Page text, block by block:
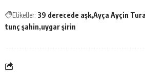
Etiketler: 39 derecede aşk Ayça Ayçin
tunç şahin uygar şirin